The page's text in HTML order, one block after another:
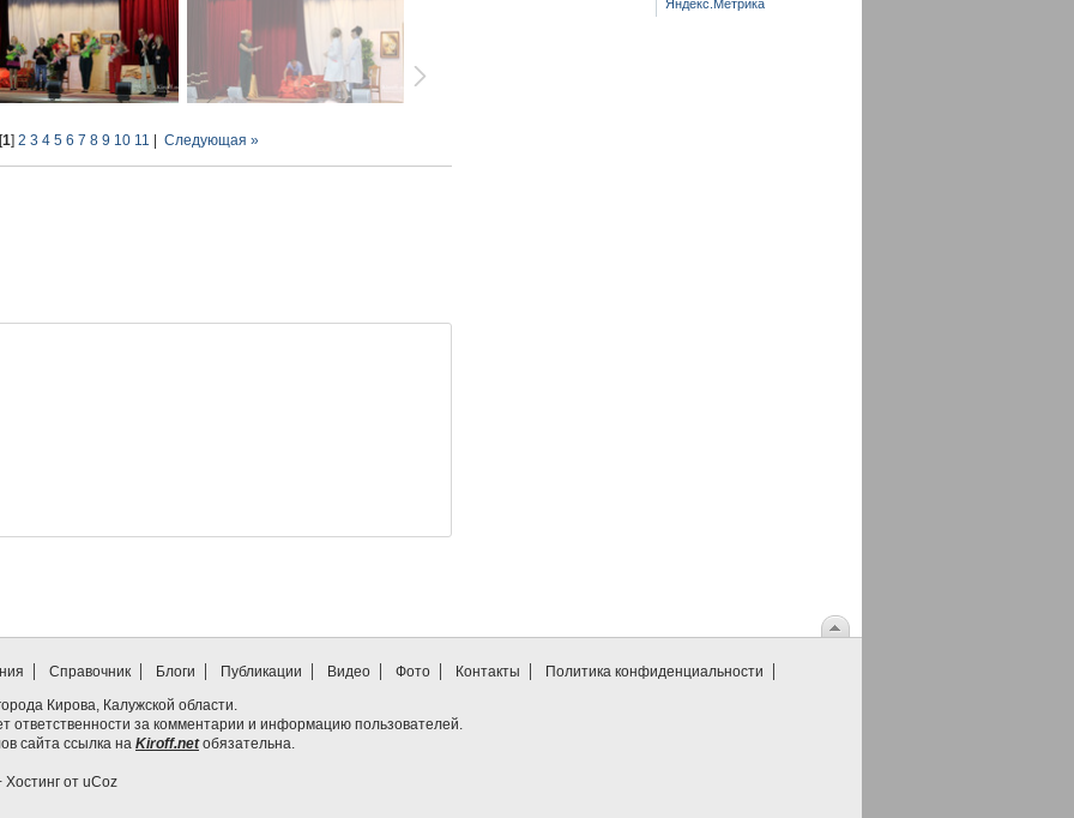
1] 2 3 4 5 6 7 8 9 10 11 Следующая »
Справочник Блоги Публикации Видео Фото Контакты
Политика конфиденциальности
Кирова, Калужской области.
ответственности за комментарии и информацию пользователей.
сайта ссылка на Kiroff.netобязательна.
Хостинг от uCoz